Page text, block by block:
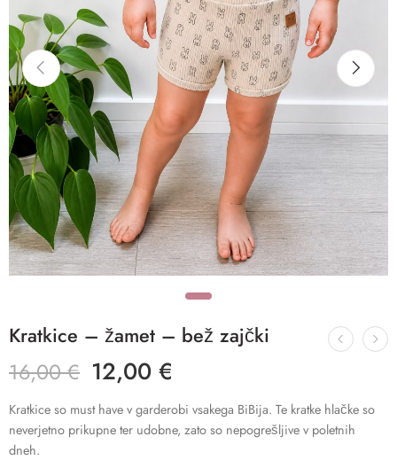
Kratkice – žamet – bež zajčki
16,00€ 12,00 €
Kratkice so must have v garderobi vsakega BiBija. Te kratke hlačke so
neverjetno prikupne ter udobne, zato so nepogrešljive v poletnih
dneh.